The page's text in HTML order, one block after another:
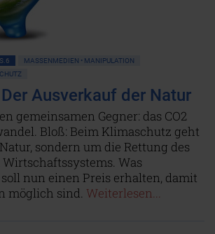
MASSENMEDIEN • MANIPULATION
Ausverkauf der Natur
gemeinsamen Gegner: das CO2
Bloß: Beim Klimaschutz geht
sondern um die Rettung des
Was
nun einen Preis erhalten, damit
möglich sind. Weiterlesen...